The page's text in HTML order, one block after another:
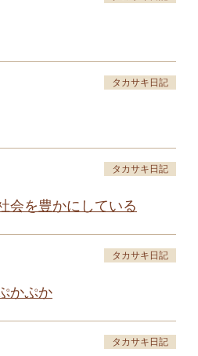
タカサキ日記
タカサキ日記
会を豊かにしている
タカサキ日記
かぷか
タカサキ日記